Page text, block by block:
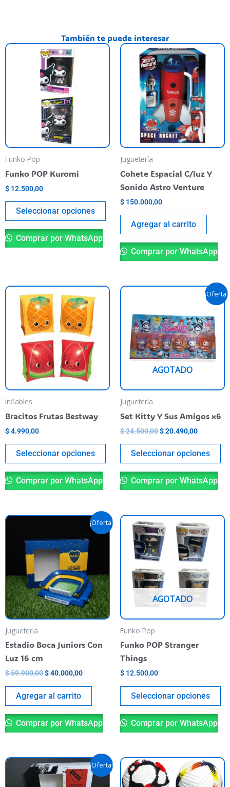
También te puede interesar
Funko Pop
Funko POP Kuromi
$ 12.500,00
Seleccionar opciones
This
may
chosen
page
Comprar por WhatsApp
Juguetería
Cohete Espacial C/luz Y
Sonido Astro Venture
$ 150.000,00
Agregar al carrito
Comprar por WhatsApp
Inflables
Bracitos Frutas Bestway
$4.990,00
Seleccionar opciones
This
multiple
variants.
may
chosen
product
page
Comprar por WhatsApp
¡Oferta!
AGOTADO
Juguetería
Set Kitty Y Sus Amigos x6
$24.500,00
Original
$ 24.500,00.
$20.490,00
Current
price
$
Seleccionar opciones
Comprar por WhatsApp
¡Oferta!
Juguetería
Estadio Boca Juniors Con
Luz 16 cm
$59.900,00
Original
was:
$ 59.900,00.
$40.000,00
Current
price
is:
$ 40.000,00.
Agregar al carrito
Comprar por WhatsApp
AGOTADO
Funko Pop
Funko POP Stranger
Things
$ 12.500,00
Seleccionar opciones
Comprar por WhatsApp
¡Oferta!
Original
price
was:
Current
price
is: